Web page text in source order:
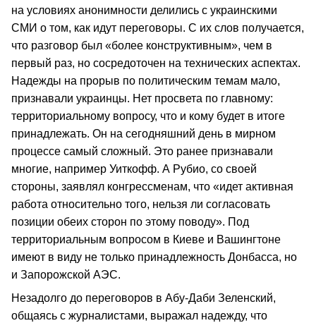
на условиях анонимности делились с украинскими
СМИ о том, как идут переговоры. С их слов получается,
что разговор был «более конструктивным», чем в
первый раз, но сосредоточен на технических аспектах.
Надежды на прорыв по политическим темам мало,
признавали украинцы. Нет просвета по главному:
территориальному вопросу, что и кому будет в итоге
принадлежать. Он на сегодняшний день в мирном
процессе самый сложный. Это ранее признавали
многие, например Уиткофф. А Рубио, со своей
стороны, заявлял конгрессменам, что «идет активная
работа относительно того, нельзя ли согласовать
позиции обеих сторон по этому поводу». Под
территориальным вопросом в Киеве и Вашингтоне
имеют в виду не только принадлежность Донбасса, но
и Запорожской АЭС.
Незадолго до переговоров в Абу-Даби Зеленский,
общаясь с журналистами, выражал надежду, что